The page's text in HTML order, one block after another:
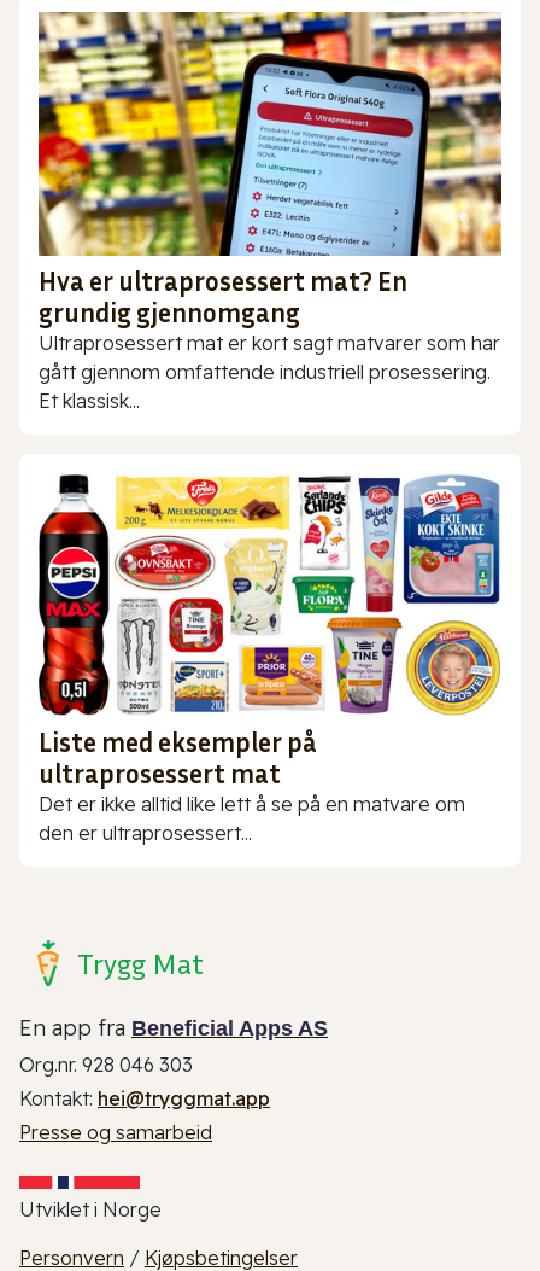
Hva er ultraprosessert mat? En
grundig gjennomgang
Ultraprosessert mat er kort sagt matvarer som har
gått gjennom omfattende industriell prosessering.
Et klassisk...
Liste med eksempler på
ultraprosessert mat
Det er ikke alltid like lett å se på en matvare om
den er ultraprosessert...
Trygg Mat
En app fra Beneficial Apps AS
Org.nr. 928 046 303
Kontakt: hei@tryggmat.app
Presse og samarbeid
Utviklet i Norge
Personvern / Kjøpsbetingelser